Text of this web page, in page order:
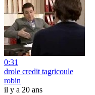
0:31
drole credit tagricoule
robin
il y a 20 ans